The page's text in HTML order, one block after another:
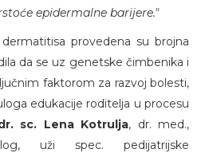
epidermalne barijere."
provedena su brojna
da se uz genetske čimbenika i
faktorom za razvoj bolesti,
edukacije roditelja u procesu
sc. Lena Kotrulja, dr. med.,
uži spec. pedijatrijske